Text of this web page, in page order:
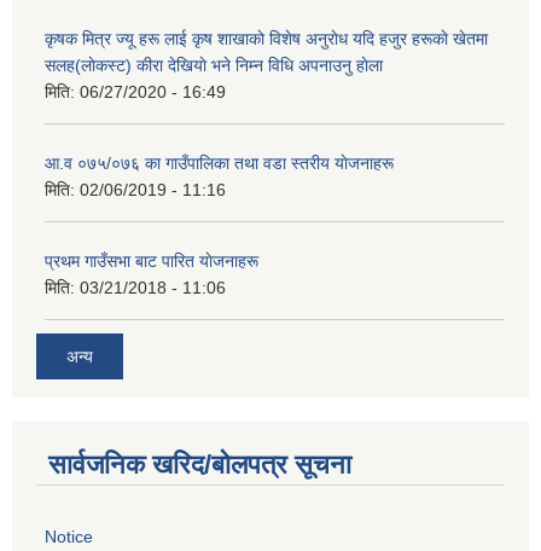
कृषक मित्र ज्यू हरू लाई कृष शाखाकाे विशेष अनुराेध यदि हजुर हरूकाे खेतमा
सलह(लाेकस्ट) कीरा देखियाे भने निम्न विधि अपनाउनु हाेला
मिति: 06/27/2020 - 16:49
आ‍.व ०७५/०७६ का गाउँपालिका तथा वडा स्तरीय याेजनाहरू
मिति: 02/06/2019 - 11:16
प्रथम गाउँसभा बाट पारित याेजनाहरू
मिति: 03/21/2018 - 11:06
अन्य
सार्वजनिक खरिद/बोलपत्र सूचना
Notice